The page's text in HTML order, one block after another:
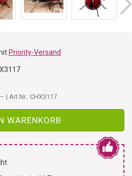
Priority-Versand
| Art.Nr.: CHX3117
WARENKORB